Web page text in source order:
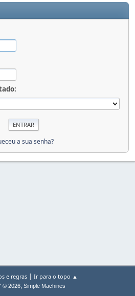
a sua senha?
e regras| Ir para o topo ▲
© 2026, Simple Machines